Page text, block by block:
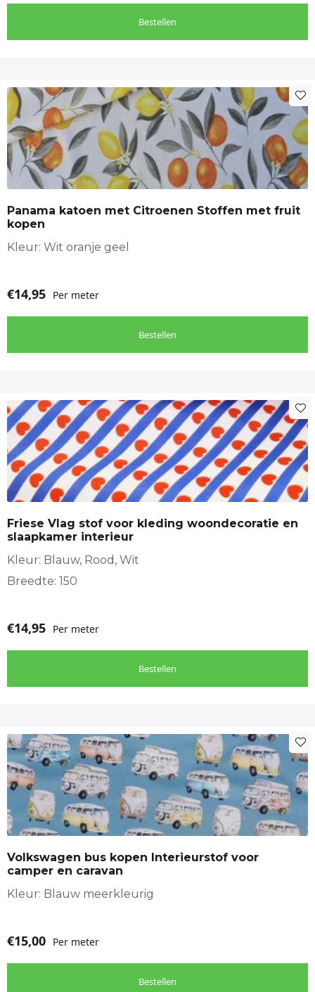
Bestellen
Panama katoen met Citroenen Stoffen met fruit
kopen
Kleur: Wit oranje geel
€14,95 Per meter
Bestellen
Friese Vlag stof voor kleding woondecoratie en
slaapkamer interieur
Kleur: Blauw, Rood, Wit
Breedte: 150
€14,95 Per meter
Bestellen
Volkswagen bus kopen Interieurstof voor
camper en caravan
Kleur: Blauw meerkleurig
€15,00 Per meter
Bestellen